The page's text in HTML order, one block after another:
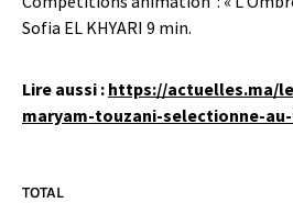
Sofia EL KHYARI 9 min.
Lire aussi : https://actuelles.ma/
maryam-touzani-selectionne-
TOTAL